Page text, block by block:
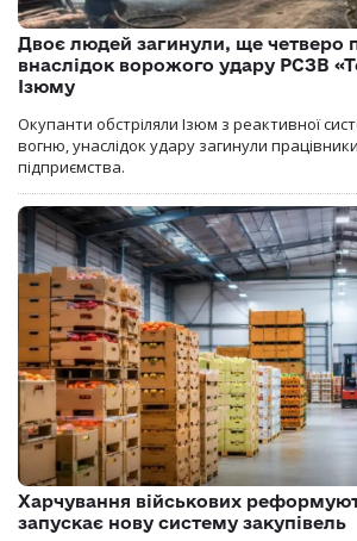
Двоє людей загинули, ще четверо
внаслідок ворожого удару РСЗВ
Ізюму
Окупанти обстріляли Ізюм з реактивної
вогню, унаслідок удару загинули
підприємства.
Харчування військових
запускає нову систему закупівель